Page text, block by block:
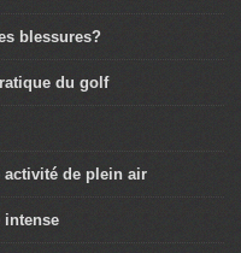
blessures?
du golf
de plein air
intense